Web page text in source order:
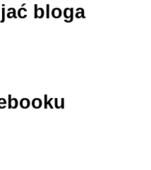
bloga